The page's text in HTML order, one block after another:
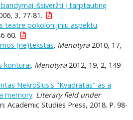
išsiveržti į tarptautinę
3, 77-81.
teatre pokolonijiniu aspektu.
60.
(ne)tekstas. Menotyra2010, 17,
kontūrai. Menotyra2012, 19, 2, 149-
Nekrošius's "Kvadratas" as a
memory. Literary field under
Academic Studies Press, 2018. P. 98-